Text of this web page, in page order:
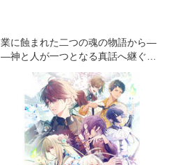
業に蝕まれた二つの魂の物語から―
―神と人が一つとなる真話へ継ぐ物